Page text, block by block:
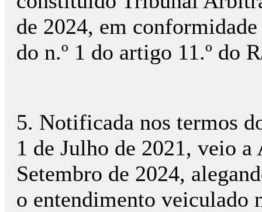
de 2024, em
do n.º 1 do artigo 11.º do
5. Notificada nos termos
1 de Julho de 2021, veio a
Setembro de 2024,
o entendimento veiculado